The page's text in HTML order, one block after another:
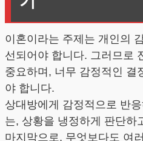
이혼이라는 주제는 개인의
선되어야 합니다. 그러므로
중요하며, 너무 감정적인 결
야 합니다.
상대방에게 감정적으로 반
는, 상황을 냉정하게 판단하
마지막으로, 무엇보다도 여